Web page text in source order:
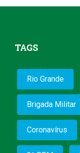
TAGS
Rio Grande
Brigada Militar
Coronavírus